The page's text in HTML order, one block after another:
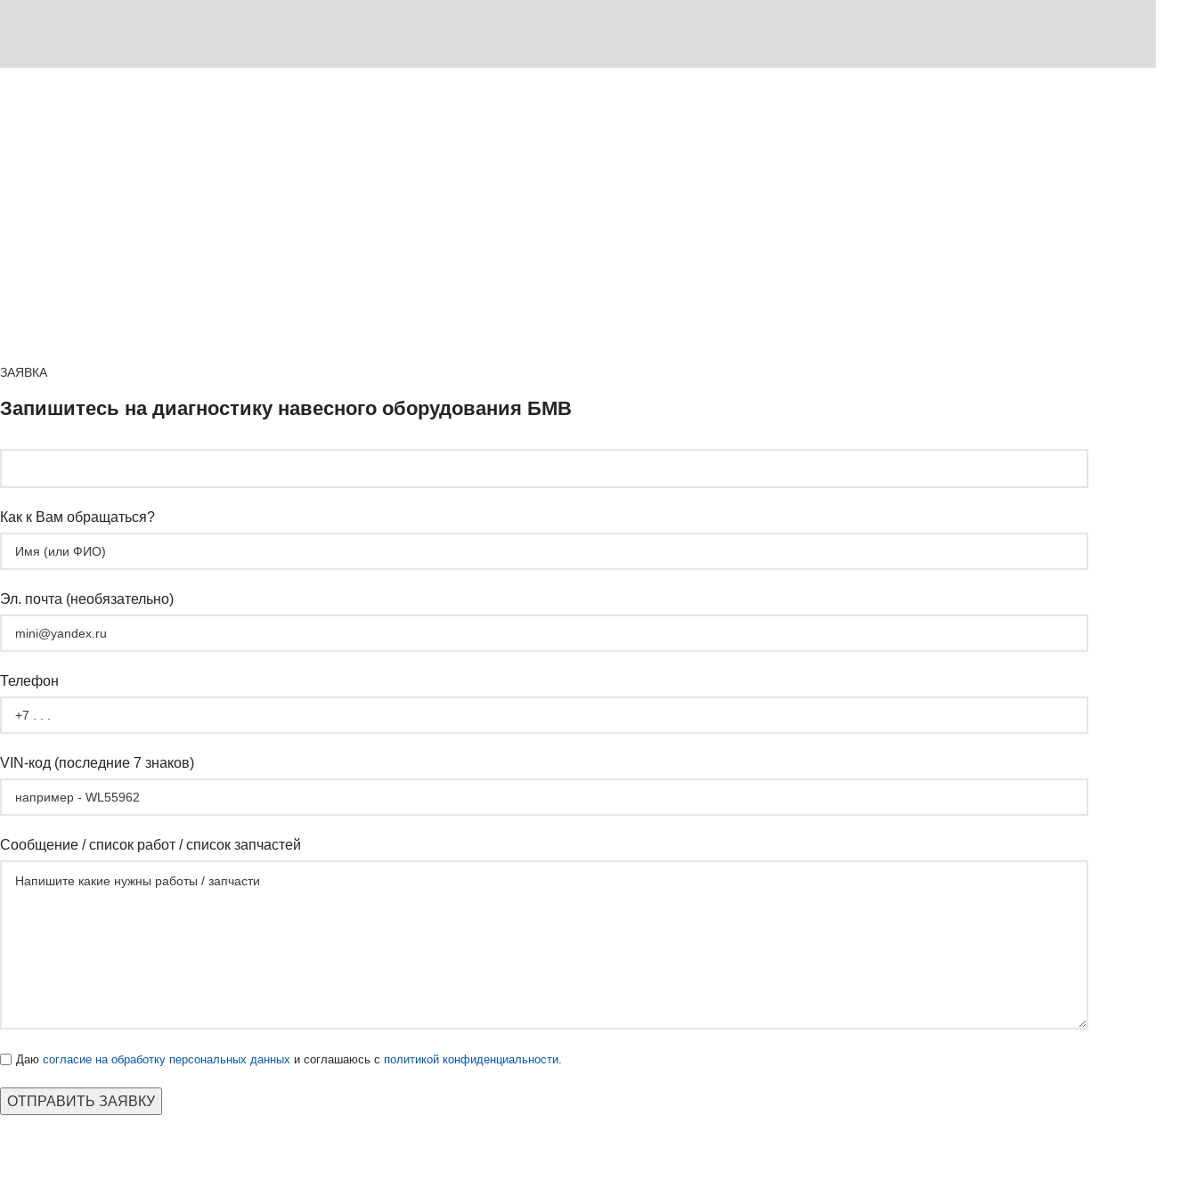
ЗАЯВКА
Запишитесь на диагностику навесного оборудования БМВ
Как к Вам обращаться?
Эл. почта (необязательно)
Телефон
VIN-код (последние 7 знаков)
Сообщение / список работ / список запчастей
Даю согласие на обработку персональных данных и соглашаюсь с политикой конфиденциальности